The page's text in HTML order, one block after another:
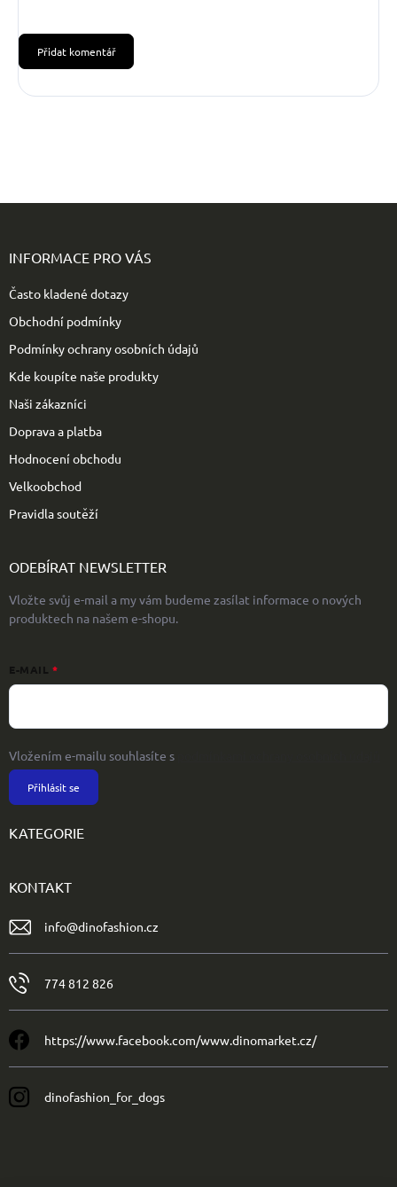
Přidat komentář
INFORMACE PRO VÁS
Často kladené dotazy
Obchodní podmínky
Podmínky ochrany osobních údajů
Kde koupíte naše produkty
Naši zákazníci
Doprava a platba
Hodnocení obchodu
Velkoobchod
Pravidla soutěží
ODEBÍRAT NEWSLETTER
Vložte svůj e-mail a my vám budeme zasílat informace o nových
produktech na našem e-shopu.
E-MAIL
Vložením e-mailu souhlasíte s
Přihlásit se
KATEGORIE
KONTAKT
info@dinofashion.cz
774 812 826
https://www.facebook.com/www.dinomarket.cz/
dinofashion_for_dogs